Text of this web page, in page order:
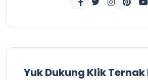
Yuk Dukung Klik Ternak